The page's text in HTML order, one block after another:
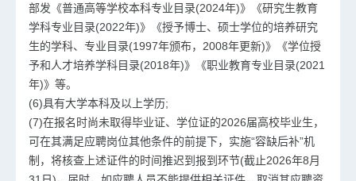
部发《普通高等学校本科专业目录(2024年)》《研究生教育
学科专业目录(2022年)》《授予博士、硕士学位的培养研究
生的学科、专业目录(1997年颁布，2008年更新)》《学位授
予和人才培养学科目录(2018年)》《职业教育专业目录(2021
年)》等。
(6)具有大学本科及以上学历;
(7)在报名时尚未取得毕业证、学位证的2026届高校毕业生，
可在其满足应聘岗位其他条件的前提下，实施“容缺后补”机
制，将核查上述证件的时间推迟到报到环节(截止2026年8月